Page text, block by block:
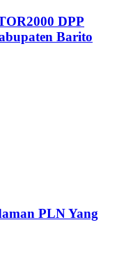
DPP
Barito
PLN Yang